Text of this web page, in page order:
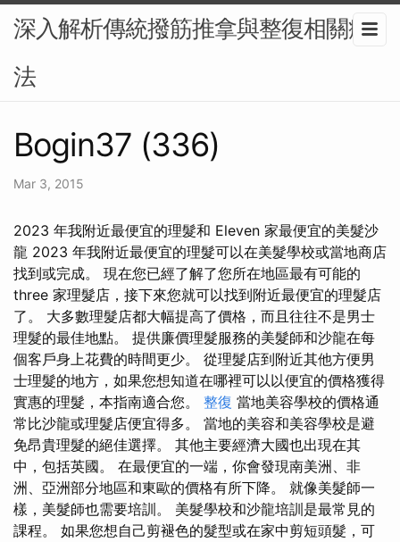
深入解析傳統撥筋推拿與整復相關療
法
Bogin37 (336)
Mar 3, 2015
2023 年我附近最便宜的理髮和 Eleven 家最便宜的美髮沙
龍 2023 年我附近最便宜的理髮可以在美髮學校或當地商店
找到或完成。 現在您已經了解了您所在地區最有可能的
three 家理髮店，接下來您就可以找到附近最便宜的理髮店
了。 大多數理髮店都大幅提高了價格，而且往往不是男士
理髮的最佳地點。 提供廉價理髮服務的美髮師和沙龍在每
個客戶身上花費的時間更少。 從理髮店到附近其他方便男
士理髮的地方，如果您想知道在哪裡可以以便宜的價格獲得
實惠的理髮，本指南適合您。 整復 當地美容學校的價格通
常比沙龍或理髮店便宜得多。 當地的美容和美容學校是避
免昂貴理髮的絕佳選擇。 其他主要經濟大國也出現在其
中，包括英國。 在最便宜的一端，你會發現南美洲、非
洲、亞洲部分地區和東歐的價格有所下降。 就像美髮師一
樣，美髮師也需要培訓。 美髮學校和沙龍培訓是最常見的
課程。 如果您想自己剪褪色的髮型或在家中剪短頭髮，可